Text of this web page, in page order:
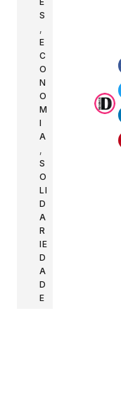
S
,
E
C
O
N
O
M
I
A
,
S
O
LI
D
A
R
IE
D
A
D
E